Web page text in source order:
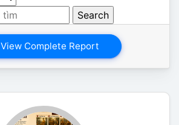
View Complete Report